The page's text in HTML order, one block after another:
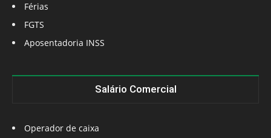
Férias
FGTS
Aposentadoria INSS
Salário Comercial
Operador de caixa